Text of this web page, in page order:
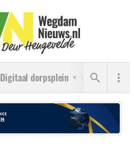
Digitaal dorpsplein Verenigingen